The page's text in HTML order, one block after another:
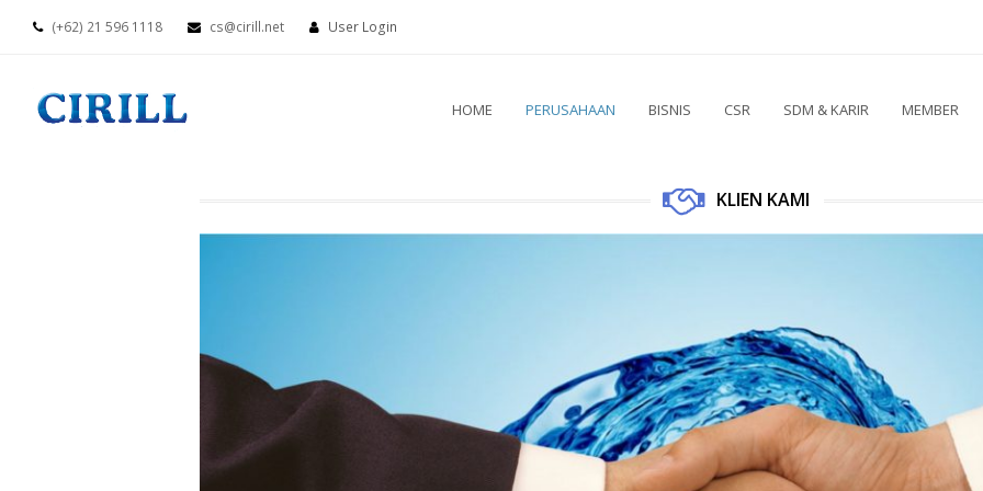
(+62) 21 596 1118 cs@cirill.net User Login
HOME PERUSAHAAN BISNIS CSR SDM & KARIR MEMBER
KLIEN KAMI